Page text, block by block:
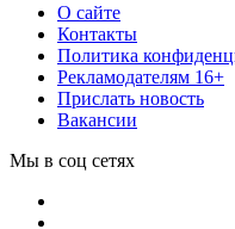
О сайте
Контакты
Политика
Рекламодателям 16+
Прислать новость
Вакансии
Мы в соц сетях